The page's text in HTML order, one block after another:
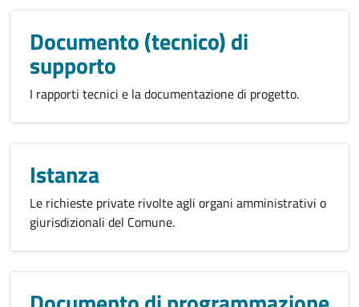
Documento (tecnico) di
supporto
I rapporti tecnici e la documentazione di progetto.
Istanza
Le richieste private rivolte agli organi amministrativi o
giurisdizionali del Comune.